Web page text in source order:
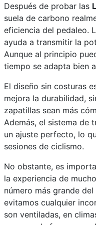
Después de probar las
suela de carbono
eficiencia del pedaleo.
ayuda a transmitir la
Aunque al principio
tiempo se adapta bien
El diseño sin costuras
mejora la durabilidad,
zapatillas sean más
Además, el sistema de
un ajuste perfecto, lo
sesiones de ciclismo.
No obstante, es
la experiencia de
número más grande
evitamos cualquier
son ventiladas, en